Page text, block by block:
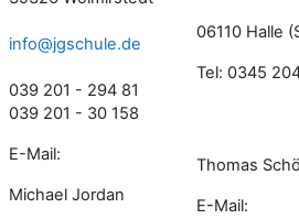
info@jgschule.de
039 201 - 294 81
039 201 - 30 158
06110 Halle
Tel: 0345
E-Mail:
Michael Jordan
Thomas
E-Mail: